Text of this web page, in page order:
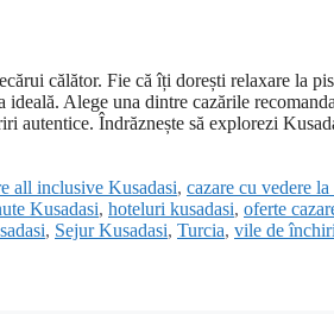
călător. Fie că îți dorești relaxare la
ideală. Alege una dintre cazările
autentice. Îndrăznește să explorezi
all inclusive Kusadasi, cazare cu vedere la
Kusadasi, hoteluri kusadasi, oferte
, Sejur Kusadasi, Turcia, vile de